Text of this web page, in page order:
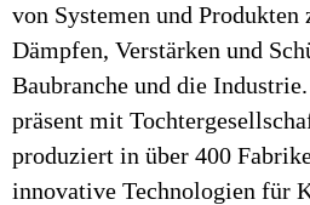
von Systemen und
Dämpfen, Verstärken und
Baubranche und die
präsent mit
produziert in über 400
innovative Technologien für